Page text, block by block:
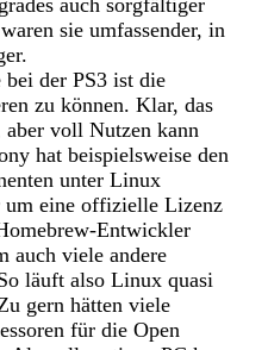
sie umfassender, in
bei der PS3 ist die
zu können. Klar, das
aber voll Nutzen kann
hat beispielsweise den
unter Linux
eine offizielle Lizenz
Entwickler
auch viele andere
läuft also Linux quasi
gern hätten viele
für die Open